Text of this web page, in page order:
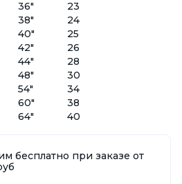
36"
23
38"
24
40"
25
42"
26
44"
28
48"
30
54"
34
60"
38
64" 40
бесплатно при заказе от